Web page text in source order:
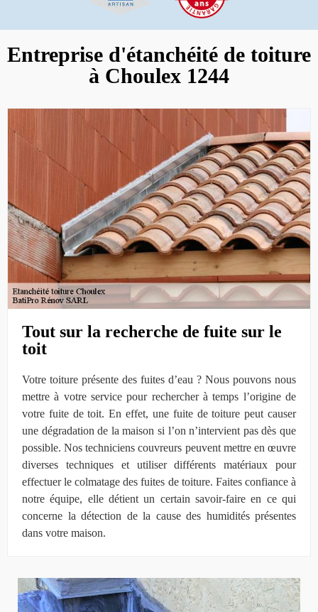
Entreprise d'étanchéité de toiture
à Choulex 1244
Tout sur la recherche de fuite sur le
toit
Votre toiture présente des fuites d’eau ? Nous pouvons nous
mettre à votre service pour rechercher à temps l’origine de
votre fuite de toit. En effet, une fuite de toiture peut causer
une dégradation de la maison si l’on n’intervient pas dès que
possible. Nos techniciens couvreurs peuvent mettre en œuvre
diverses techniques et utiliser différents matériaux pour
effectuer le colmatage des fuites de toiture. Faites confiance à
notre équipe, elle détient un certain savoir-faire en ce qui
concerne la détection de la cause des humidités présentes
dans votre maison.